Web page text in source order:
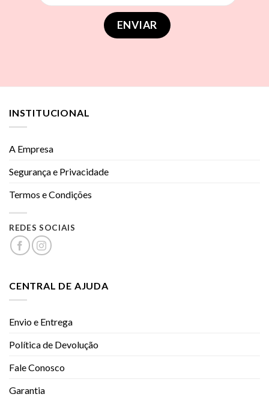
INSTITUCIONAL
A Empresa
Segurança e Privacidade
Termos e Condições
REDES SOCIAIS
CENTRAL DE AJUDA
Envio e Entrega
Política de Devolução
Fale Conosco
Garantia